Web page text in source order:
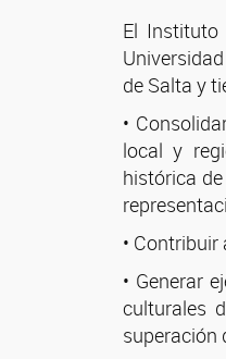
El Instituto
de Salta y
•
local y
histórica
•
• Generar
culturales
superación